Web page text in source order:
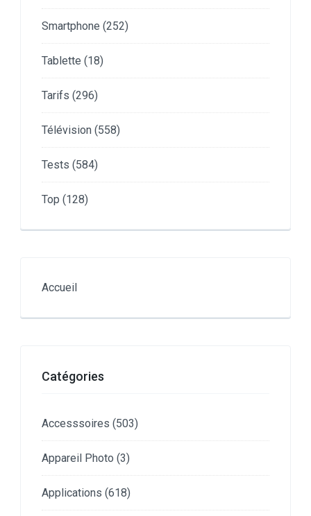
Smartphone (252)
Tablette (18)
Tarifs (296)
Télévision (558)
Tests (584)
Top (128)
Accueil
Catégories
Accesssoires (503)
Appareil Photo (3)
Applications (618)